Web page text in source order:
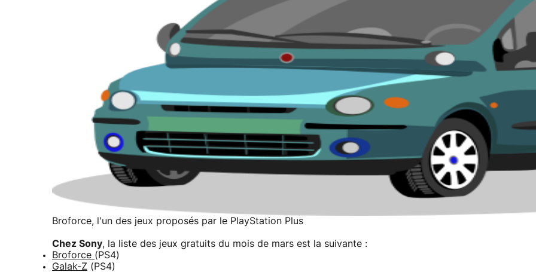
Broforce, l'un des jeux proposés par le PlayStation Plus
Chez Sony, la liste des jeux gratuits du mois de mars est la suivante :
Broforce (PS4)
Galak-Z (PS4)